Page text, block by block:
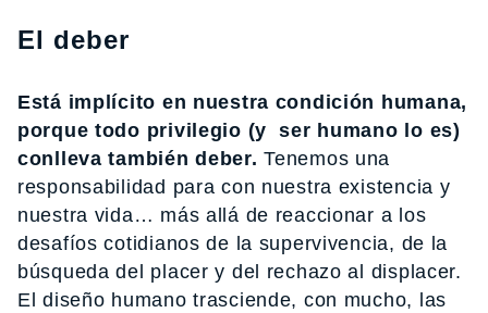
El deber
Está implícito en nuestra condición humana,
porque todo privilegio (y ser humano lo es)
conlleva también deber. Tenemos una
responsabilidad para con nuestra existencia y
nuestra vida… más allá de reaccionar a los
desafíos cotidianos de la supervivencia, de la
búsqueda del placer y del rechazo al displacer.
El diseño humano trasciende, con mucho, las